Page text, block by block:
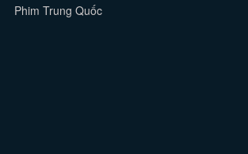
Phim Trung Quốc